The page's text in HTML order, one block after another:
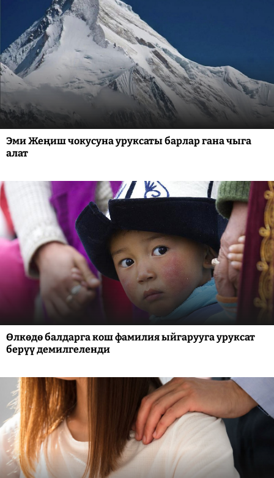
Эми Жеңиш чокусуна уруксаты барлар гана чыга
алат
Өлкөдө балдарга кош фамилия ыйгарууга уруксат
берүү демилгеленди